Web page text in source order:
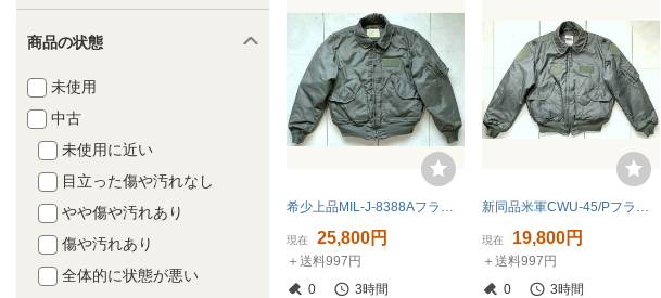
商品の状態
未使用
中古
未使用に近い
目立った傷や汚れなし
やや傷や汚れあり
傷や汚れあり
全体的に状態が悪い
現在 25,800円
＋送料997円
0
3時間
現在 19,800円
＋送料997円
0
3時間